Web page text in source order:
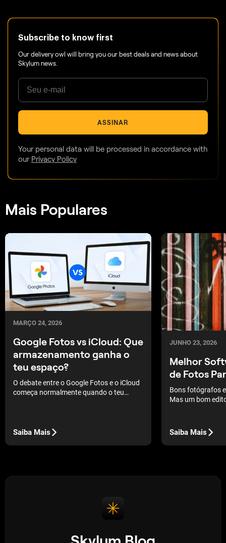
Subscribe to know first
Our delivery owl will bring you our best deals and news about
Skylum news.
ASSINAR
Your personal data will be processed in accordance with
our Privacy Policy
Mais Populares
MARÇO 24, 2026
Google Fotos vs iCloud: Que
armazenamento ganha o
teu espaço?
O debate entre o Google Fotos e o iCloud
começa normalmente quando o teu
nuvem, mas a experiência e as
Saiba Mais
JUNHO 23, 2026
Melhor
de Fotos
Bons fotógrafos
Mas um bom
Saiba Mais